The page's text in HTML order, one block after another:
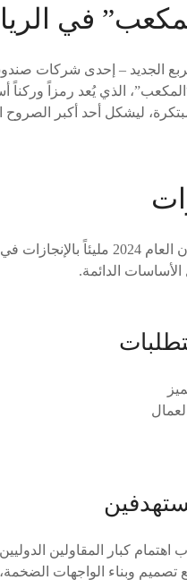
في
الجديد – إحدى شركات صندوق
الذي يُعد رمزاً وركناً
ليشكل أحد أكبر الصروح
الدائمة.
كبار المقاولين
تصميم وبناء الواجهات